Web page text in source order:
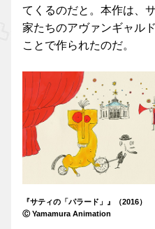
てくるのだと。本作は、
家たちのアヴァンギャル
ことで作られたのだ。
『サティの「パラード」』（2016）
Ⓒ Yamamura Animation